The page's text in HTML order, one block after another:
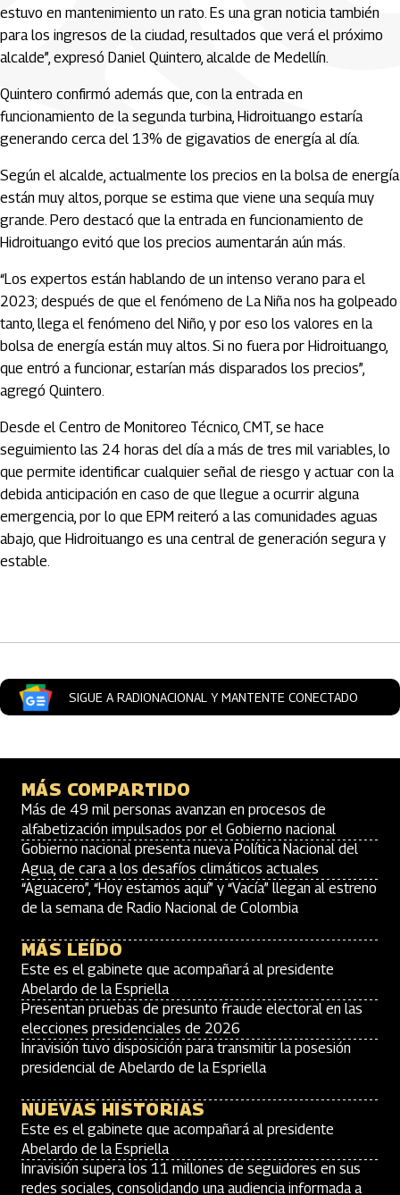
estuvo en mantenimiento un rato. Es una gran noticia también
para los ingresos de la ciudad, resultados que verá el próximo
alcalde”, expresó Daniel Quintero, alcalde de Medellín.
Quintero confirmó además que, con la entrada en
funcionamiento de la segunda turbina, Hidroituango estaría
generando cerca del 13% de gigavatios de energía al día.
Según el alcalde, actualmente los precios en la bolsa de energía
están muy altos, porque se estima que viene una sequía muy
grande. Pero destacó que la entrada en funcionamiento de
Hidroituango evitó que los precios aumentarán aún más.
“Los expertos están hablando de un intenso verano para el
2023; después de que el fenómeno de La Niña nos ha golpeado
tanto, llega el fenómeno del Niño, y por eso los valores en la
bolsa de energía están muy altos. Si no fuera por Hidroituango,
que entró a funcionar, estarían más disparados los precios”,
agregó Quintero.
Desde el Centro de Monitoreo Técnico, CMT, se hace
seguimiento las 24 horas del día a más de tres mil variables, lo
que permite identificar cualquier señal de riesgo y actuar con la
debida anticipación en caso de que llegue a ocurrir alguna
emergencia, por lo que EPM reiteró a las comunidades aguas
abajo, que Hidroituango es una central de generación segura y
estable.
SIGUE A RADIONACIONAL Y MANTENTE CONECTADO
MÁS COMPARTIDO
Más de 49 mil personas avanzan en procesos de
alfabetización impulsados por el Gobierno nacional
Gobierno nacional presenta nueva Política Nacional del
Agua, de cara a los desafíos climáticos actuales
“Aguacero”, “Hoy estamos aquí” y “Vacía” llegan al estreno
de la semana de Radio Nacional de Colombia
MÁS LEÍDO
Este es el gabinete que acompañará al presidente
Abelardo de la Espriella
Presentan pruebas de presunto fraude electoral en las
elecciones presidenciales de 2026
Inravisión tuvo disposición para transmitir la posesión
presidencial de Abelardo de la Espriella
NUEVAS HISTORIAS
Este es el gabinete que acompañará al presidente
Abelardo de la Espriella
Inravisión supera los 11 millones de seguidores en sus
redes sociales, consolidando una audiencia informada a